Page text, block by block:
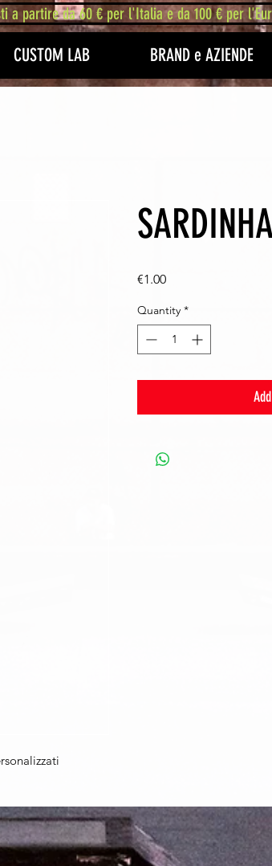
CUSTOM LAB BRAND e AZIENDE
a partire da 60 € per l'Italia e da 100 € per
€1.00Price
Quantity *